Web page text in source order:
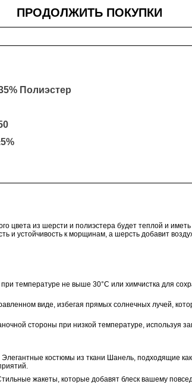
ПРОДОЛЖИТЬ ПОКУПКИ
Полиэстер
цвета из шерсти и полиэстера будет теплой и
и устойчивость к морщинам, а шерсть добавит
при температуре не выше 30°C или химчистка для
виде, избегая прямых солнечных лучей,
стороны при низкой температуре, используя
Элегантные костюмы из ткани Шанель, подходящие
жакеты, которые добавят блеск вашему